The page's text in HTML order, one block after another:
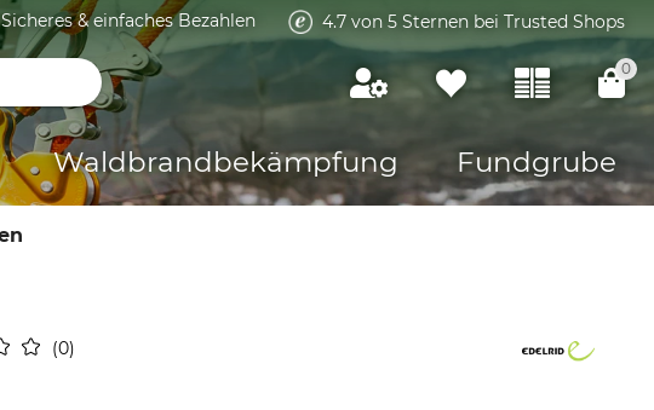
Sicheres & einfaches Bezahlen 4.7 von 5 Sternen bei Trusted Shops
0
Waldbrandbekämpfung Fundgrube
0